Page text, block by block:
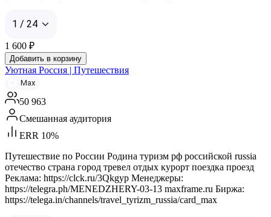
1 / 24
1 600 ₽
Добавить в корзину
Уютная Россия | Путешествия
Max
50 963
Смешанная аудитория
ERR 10%
Путешествие по России Родина туризм рф российской russia
отечество страна город тревел отдых курорт поездка проезд
Реклама: https://clck.ru/3Qkgyp Менеджеры:
https://telegra.ph/MENEDZHERY-03-13 maxframe.ru Биржа:
https://telega.in/channels/travel_tyrizm_russia/card_max